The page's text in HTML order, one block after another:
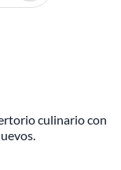
culinario con